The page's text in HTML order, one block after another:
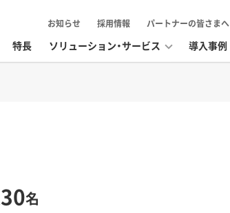
特長 ソリューション・サービス 導入事例
お知らせ 採用情報 パートナーの皆さまへ
30名